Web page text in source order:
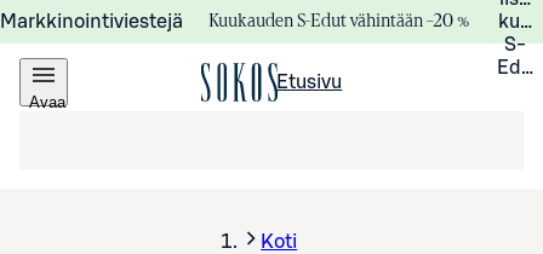
Markkinointiviestejä Kuukauden S-Edut vähintään –20 %
S-
Avaa
Etusivu
Koti